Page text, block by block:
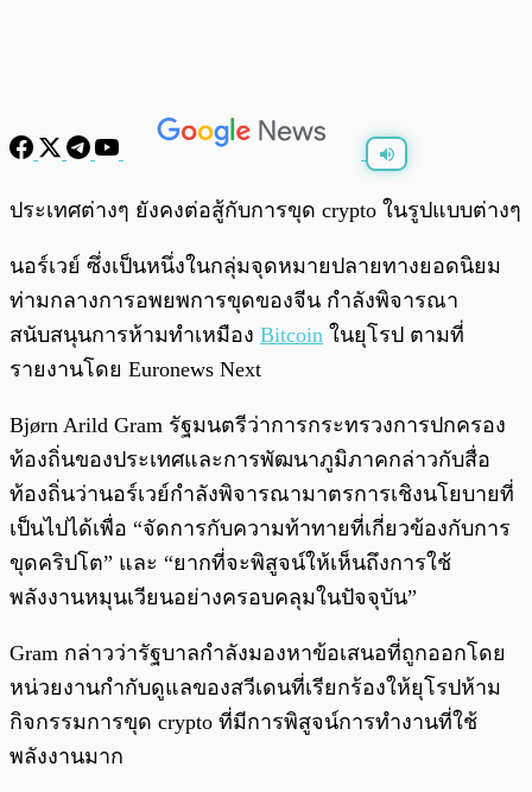
พร้อมเล่น
ประเทศต่างๆ ยังคงต่อสู้กับการขุด crypto ในรูปแบบต่างๆ
นอร์เวย์ ซึ่งเป็นหนึ่งในกลุ่มจุดหมายปลายทางยอดนิยม
ท่ามกลางการอพยพการขุดของจีน กำลังพิจารณา
สนับสนุนการห้ามทำเหมือง Bitcoin ในยุโรป ตามที่
รายงานโดย Euronews Next
Bjørn Arild Gram รัฐมนตรีว่าการกระทรวงการปกครอง
ท้องถิ่นของประเทศและการพัฒนาภูมิภาคกล่าวกับสื่อ
ท้องถิ่นว่านอร์เวย์กำลังพิจารณามาตรการเชิงนโยบายที่
เป็นไปได้เพื่อ “จัดการกับความท้าทายที่เกี่ยวข้องกับการ
ขุดคริปโต” และ “ยากที่จะพิสูจน์ให้เห็นถึงการใช้
พลังงานหมุนเวียนอย่างครอบคลุมในปัจจุบัน”
Gram กล่าวว่ารัฐบาลกำลังมองหาข้อเสนอที่ถูกออกโดย
หน่วยงานกำกับดูแลของสวีเดนที่เรียกร้องให้ยุโรปห้าม
กิจกรรมการขุด crypto ที่มีการพิสูจน์การทำงานที่ใช้
พลังงานมาก